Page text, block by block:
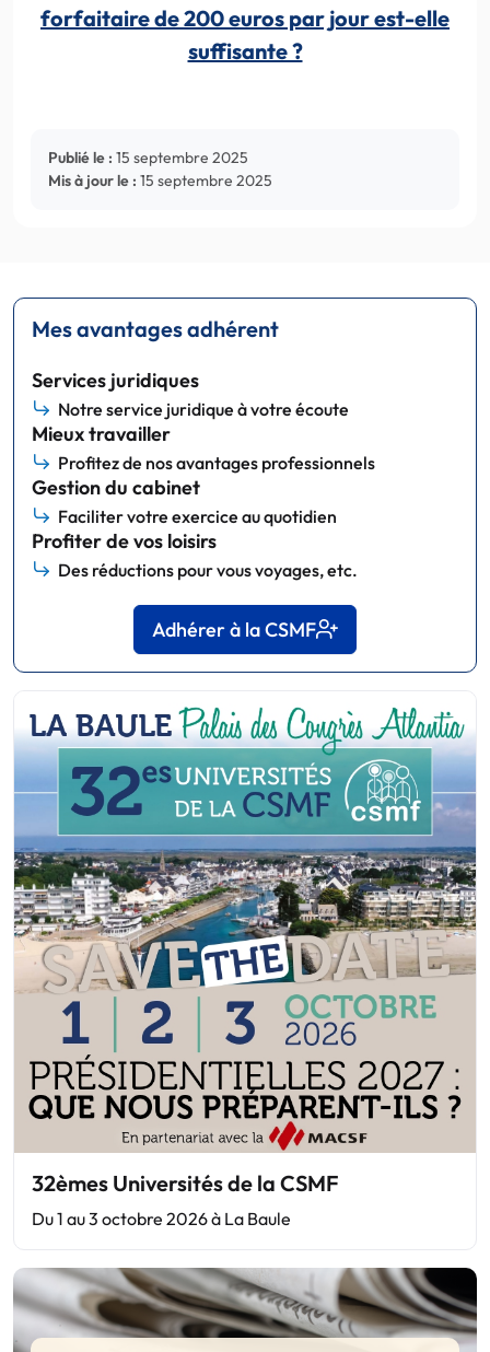
forfaitaire de 200 euros par jour est-elle
suffisante ?
Publié le : 15 septembre 2025
Mis à jour le : 15 septembre 2025
Mes avantages adhérent
Services juridiques
Notre service juridique à votre écoute
Mieux travailler
Profitez de nos avantages professionnels
Gestion du cabinet
Faciliter votre exercice au quotidien
Profiter de vos loisirs
Des réductions pour vous voyages, etc.
Adhérer à la CSMF
32èmes Universités de la CSMF
Du 1 au 3 octobre 2026 à La Baule